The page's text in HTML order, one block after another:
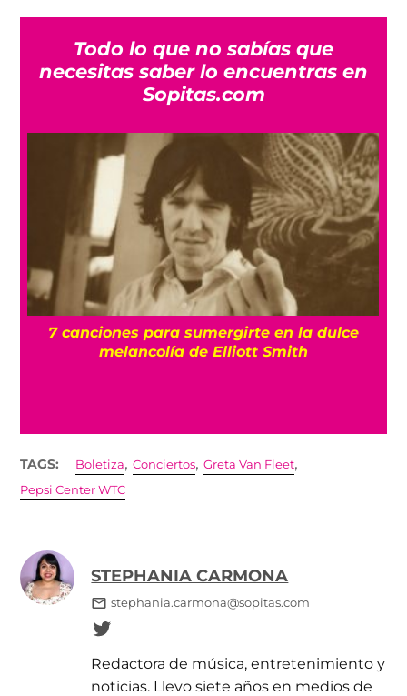
Todo lo que no sabías que
necesitas saber lo encuentras en
Sopitas.com
7 canciones para sumergirte en la dulce
melancolía de Elliott Smith
TAGS: Boletiza,Conciertos,Greta Van Fleet,
Pepsi Center WTC
STEPHANIA CARMONA
stephania.carmona@sopitas.com
Redactora de música, entretenimiento y
noticias. Llevo siete años en medios de